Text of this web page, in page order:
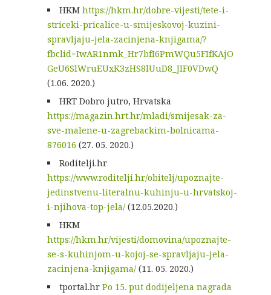
HKMhttps://hkm.hr/dobre-vijesti/tete-i-
striceki-pricalice-u-smijeskovoj-kuzini-
spravljaju-jela-zacinjena-knjigama/?
fbclid=IwAR1nmk_Hr7bfI6PmWQu5FIfKAjO
GeU6SlWruEUxK3zHS8lUuD8_JIF0VDwQ
(1.06. 2020.)
HRT Dobro jutro, Hrvatska
https://magazin.hrt.hr/mladi/smijesak-za-
sve-malene-u-zagrebackim-bolnicama-
876016 (27. 05. 2020.)
Roditelji.hr
https://www.roditelji.hr/obitelj/upoznajte-
jedinstvenu-literalnu-kuhinju-u-hrvatskoj-
i-njihova-top-jela/(12.05.2020.)
HKM
https://hkm.hr/vijesti/domovina/upoznajte-
se-s-kuhinjom-u-kojoj-se-spravljaju-jela-
zacinjena-knjigama/(11. 05. 2020.)
tportal.hrPo 15. put dodijeljena nagrada